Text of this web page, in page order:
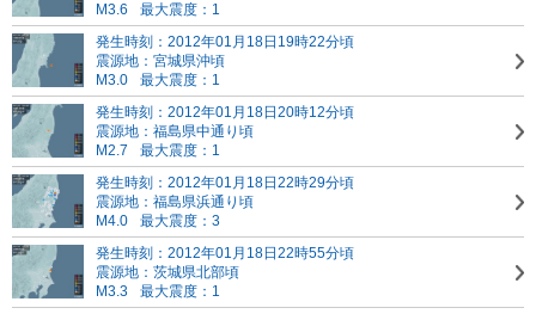
M3.6
最大震度：1
発生時刻：2012年01月18日19時22分頃
震源地：宮城県沖頃
M3.0
最大震度：1
発生時刻：2012年01月18日20時12分頃
震源地：福島県中通り頃
M2.7
最大震度：1
発生時刻：2012年01月18日22時29分頃
震源地：福島県浜通り頃
M4.0
最大震度：3
発生時刻：2012年01月18日22時55分頃
震源地：茨城県北部頃
M3.3
最大震度：1